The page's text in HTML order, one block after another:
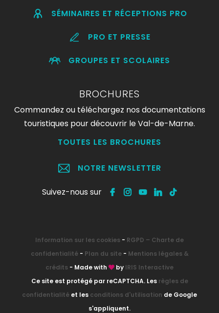
SÉMINAIRES ET RÉCEPTIONS PRO
PRO ET PRESSE
GROUPES ET SCOLAIRES
BROCHURES
Commandez ou téléchargez nos documentations
touristiques pour découvrir le Val-de-Marne.
TOUTES LES BROCHURES
NOTRE NEWSLETTER
Suivez-nous sur
Information sur les cookies - RGPD – Charte de
confidentialité- Plan du site- Mentions légales &
crédits - Made with by IRIS Interactive
Ce site est protégé par reCAPTCHA. Les règles de
confidentialité et les conditions d'utilisation de Google
s'appliquent.